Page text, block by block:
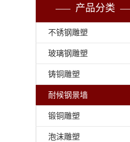
产品分类
不锈钢雕塑
玻璃钢雕塑
铸铜雕塑
耐候钢景墙
锻铜雕塑
泡沫雕塑